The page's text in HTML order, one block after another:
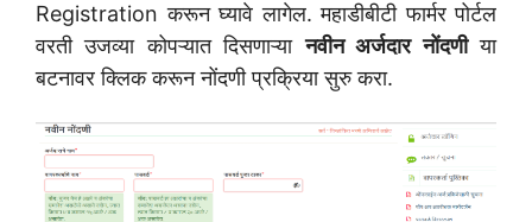
Registration करून घ्यावे लागेल. महाडीबीटी फार्मर पोर्टल
वरती उजव्या कोपऱ्यात दिसणाऱ्यानवीन अर्जदार नोंदणीया
बटनावर क्लिक करून नोंदणी प्रक्रिया सुरु करा.